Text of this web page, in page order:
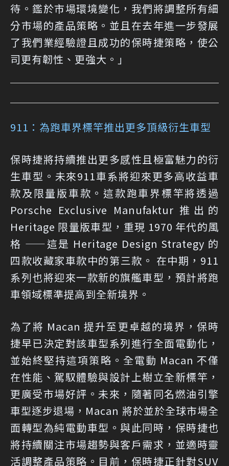
待。鑑於市場環境變化，我們將調整所有細
分市場的產品策略。並且在去年進一步發展
了我們業經驗證且成功的保時捷策略，使公
司更有韌性、更強大。」
911：為跑車界標竿推出更多頂級衍生車型
保時捷將持續推出更多感性且極富魅力的衍
生車型。未來911車系將迎來更多高收益車
款及限量版車款。這款跑車界標竿將透過
Porsche Exclusive Manufaktur 推出的
Heritage 限量版車型，重現 1970 年代的風
格 ——這是 Heritage Design Strategy 的
四款收藏家車款中的第三款。 在中期，911
系列也將迎來一款新的旗艦車型，預計將跑
車領域標準提高到全新境界。
為了將 Macan 提升至更卓越的境界，保時
捷早已決定對該車型系列進行全面電動化，
並始終堅持這項策略。全電動 Macan 不僅
在性能、駕馭體驗與設計上樹立全新標竿，
更廣受市場好評。未來，隨著同名燃油引擎
車型逐步退場，Macan 將於並於全球市場全
面轉型為純電動車型。與此同時，保時捷也
將持續關注市場趨勢與客戶需求，並適時靈
活調整產品策略。目前，保時捷正針對SUV